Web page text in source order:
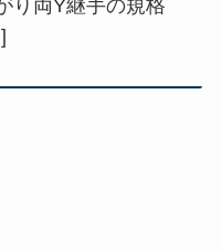
り両Y継手の規格